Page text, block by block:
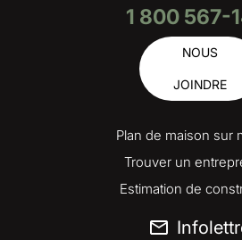
1 800 567-
NOUS
JOINDRE
Plan de maison sur
Trouver un
Estimation de